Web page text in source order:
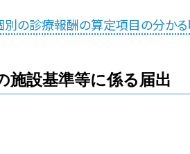
の診療報酬の算定項目の分か
施設基準等に係る届出